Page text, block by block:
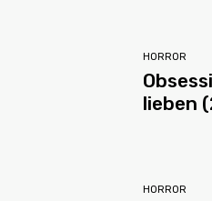
HORROR
lieben
HORROR